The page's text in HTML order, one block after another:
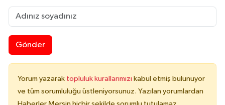
Gönder
Yorum yazarak topluluk kurallarımızı kabul etmiş bulunuyor
ve tüm sorumluluğu üstleniyorsunuz. Yazılan yorumlardan